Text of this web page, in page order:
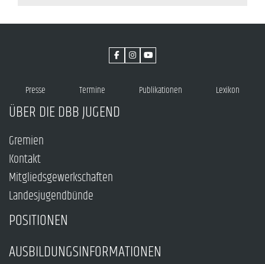
Presse Termine Publikationen Lexikon
ÜBER DIE DBB JUGEND
Gremien
Kontakt
Mitgliedsgewerkschaften
Landesjugendbünde
POSITIONEN
AUSBILDUNGSINFORMATIONEN